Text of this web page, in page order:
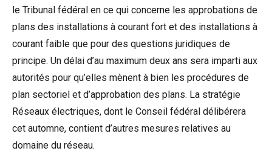
le Tribunal fédéral en ce qui concerne les approbations de
plans des installations à courant fort et des installations à
courant faible que pour des questions juridiques de
principe. Un délai d’au maximum deux ans sera imparti aux
autorités pour qu’elles mènent à bien les procédures de
plan sectoriel et d’approbation des plans. La stratégie
Réseaux électriques, dont le Conseil fédéral délibérera
cet automne, contient d’autres mesures relatives au
domaine du réseau.